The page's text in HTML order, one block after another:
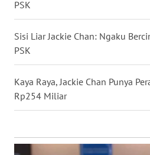
PSK
Sisi Liar Jackie Chan: Ngaku
PSK
Kaya Raya, Jackie Chan Punya
Rp254 Miliar
WN
JATIM
WN
BALI
WN
KALBAR
WN